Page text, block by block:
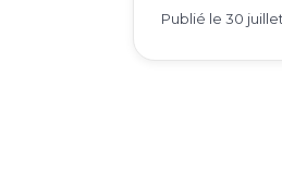
Publié le 30